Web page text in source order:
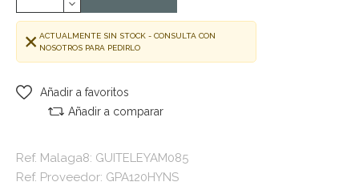
ACTUALMENTE SIN STOCK - CONSULTA CON
NOSOTROS PARA PEDIRLO
Añadir a favoritos
Añadir a comparar
Ref. Malaga8: GUITELEYAM085
Ref. Proveedor: GPA120HYNS